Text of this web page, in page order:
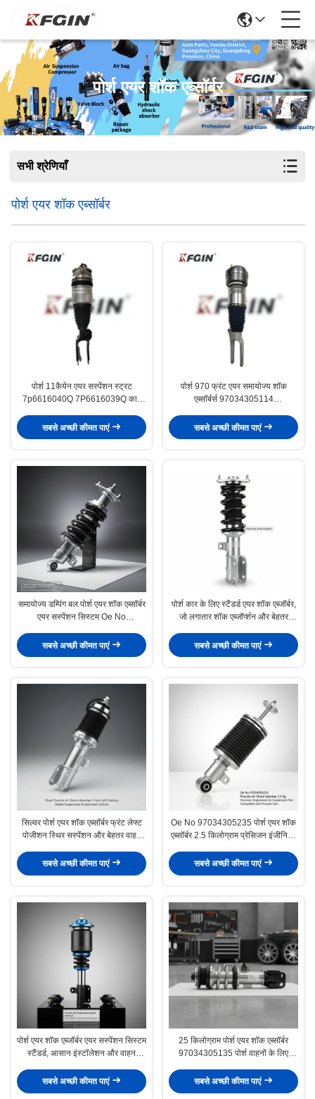
पोर्श एयर शॉक एब्सॉर्बर
सभी श्रेणियाँ
पोर्श एयर शॉक एब्सॉर्बर
पोर्श 11कैयेन एयर सस्पेंशन स्ट्रट
7p6616040Q 7P6616039Q कार
सबसे अच्छी कीमत पाएं
पोर्श 970 फ्रंट एयर समायोज्य शॉक
एब्सॉर्बर्स 97034305114
सबसे अच्छी कीमत पाएं
समायोज्य डम्पिंग बल पोर्श एयर शॉक एब्सॉर्बर
एयर सस्पेंशन सिस्टम Oe No
सटीक इंजीनियरिंग
सबसे अच्छी कीमत पाएं
पोर्श कार के लिए स्टैंडर्ड एयर शॉक एब्जॉर्बर,
जो लगातार शॉक एब्जॉर्प्शन और बेहतर
सबसे अच्छी कीमत पाएं
सिल्वर पोर्श एयर शॉक एब्सॉर्बर फ्रंट लेफ्ट
पोजीशन स्थिर सस्पेंशन और बेहतर वाहन
गया
सबसे अच्छी कीमत पाएं
Oe No 97034305235 पोर्श एयर शॉक
एब्सॉर्बर 2.5 किलोग्राम प्रेसिजन इंजीनियर
सबसे अच्छी कीमत पाएं
पोर्श एयर शॉक एब्जॉर्बर एयर सस्पेंशन सिस्टम
स्टैंडर्ड, आसान इंस्टॉलेशन और वाहन
सबसे अच्छी कीमत पाएं
25 किलोग्राम पोर्श एयर शॉक एब्सॉर्बर
97034305135 पोर्श वाहनों के लिए
में सुधार
सबसे अच्छी कीमत पाएं